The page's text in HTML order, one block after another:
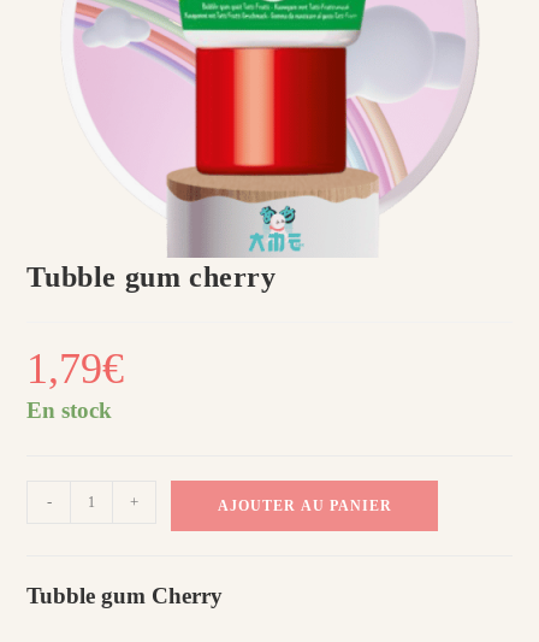
Tubble gum cherry
1,79€
En stock
gum
- + AJOUTER AU PANIER
Tubble gum Cherry